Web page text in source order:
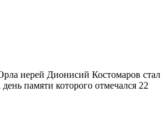
иерей Дионисий Костомаров стал
памяти которого отмечался 22